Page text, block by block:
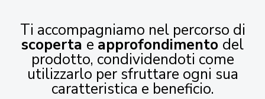
Ti accompagniamo nel percorso di
scoperta e approfondimento del
prodotto, condividendoti come
utilizzarlo per sfruttare ogni sua
caratteristica e beneficio.